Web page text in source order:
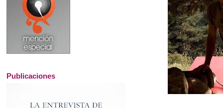
Publicaciones